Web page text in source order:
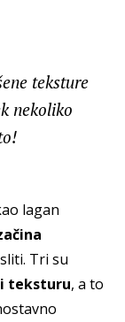
teksture
nekoliko
lagan
Tri su
teksturu, a to